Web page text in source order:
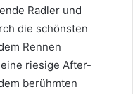
Radler und
die schönsten
Rennen
riesige After-
berühmten